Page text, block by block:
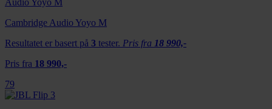
Cambridge Audio Yoyo M
Resultatet er basert på 3 tester. Pris fra 18 990,-
Pris fra 18 990,-
79